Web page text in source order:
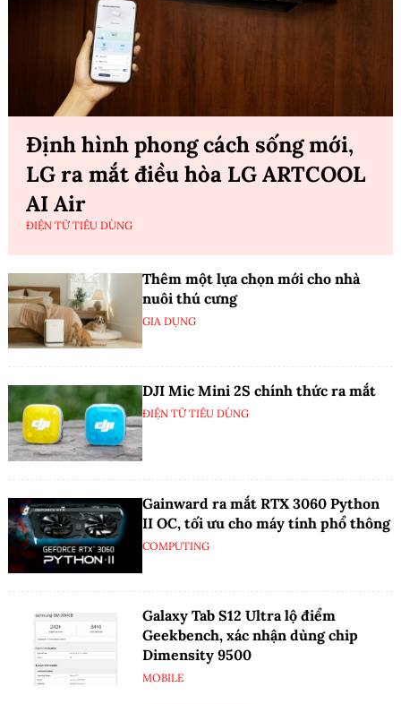
Định hình phong cách sống mới,
LG ra mắt điều hòa LG ARTCOOL
AI Air
ĐIỆN TỬ TIÊU DÙNG
Thêm một lựa chọn mới cho nhà
nuôi thú cưng
GIA DỤNG
DJI Mic Mini 2S chính thức ra mắt
ĐIỆN TỬ TIÊU DÙNG
Gainward ra mắt RTX 3060 Python
II OC, tối ưu cho máy tính phổ thông
COMPUTING
Galaxy Tab S12 Ultra lộ điểm
Geekbench, xác nhận dùng chip
Dimensity 9500
MOBILE